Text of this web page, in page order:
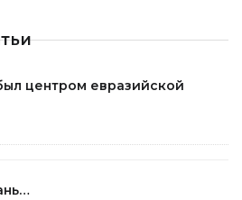
центром евразийской